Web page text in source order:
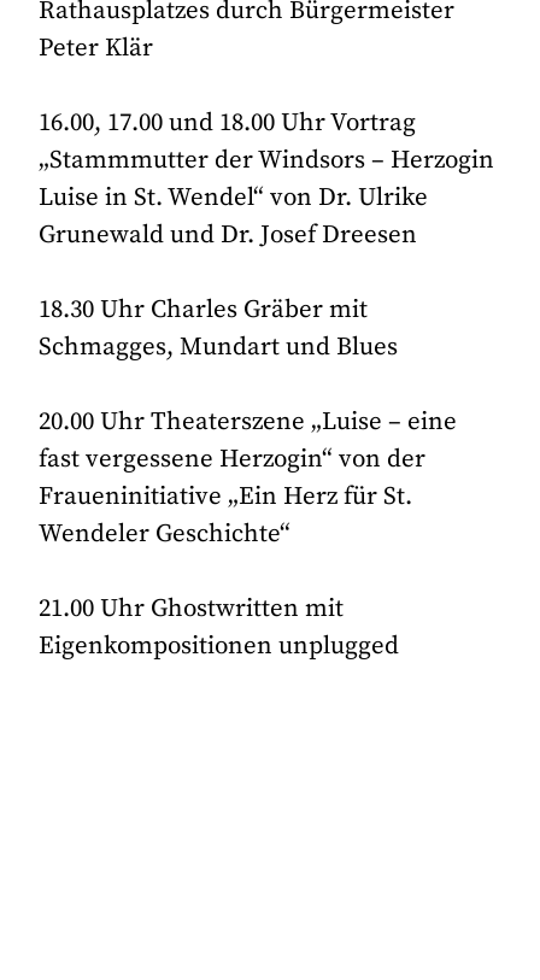
Rathausplatzes durch Bürgermeister
Peter Klär
16.00, 17.00 und 18.00 Uhr Vortrag
„Stammmutter der Windsors – Herzogin
Luise in St. Wendel“ von Dr. Ulrike
Grunewald und Dr. Josef Dreesen
18.30 Uhr Charles Gräber mit
Schmagges, Mundart und Blues
20.00 Uhr Theaterszene „Luise – eine
fast vergessene Herzogin“ von der
Fraueninitiative „Ein Herz für St.
Wendeler Geschichte“
21.00 Uhr Ghostwritten mit
Eigenkompositionen unplugged